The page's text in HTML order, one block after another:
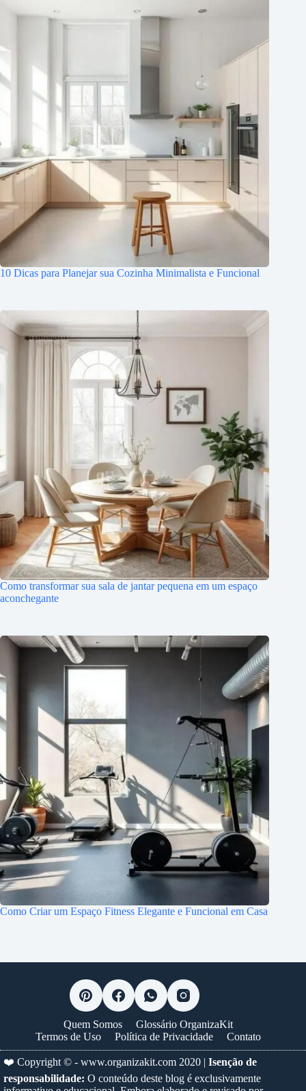
10 Dicas para Planejar sua Cozinha Minimalista e Funcional
Como transformar sua sala de jantar pequena em um espaço
aconchegante
Como Criar um Espaço Fitness Elegante e Funcional em Casa
Quem Somos
Glossário OrganizaKit
Termos de Uso
Política de Privacidade Contato
❤️ Copyright © - www.organizakit.com 2020 | Isenção de
responsabilidade: O conteúdo deste blog é exclusivamente